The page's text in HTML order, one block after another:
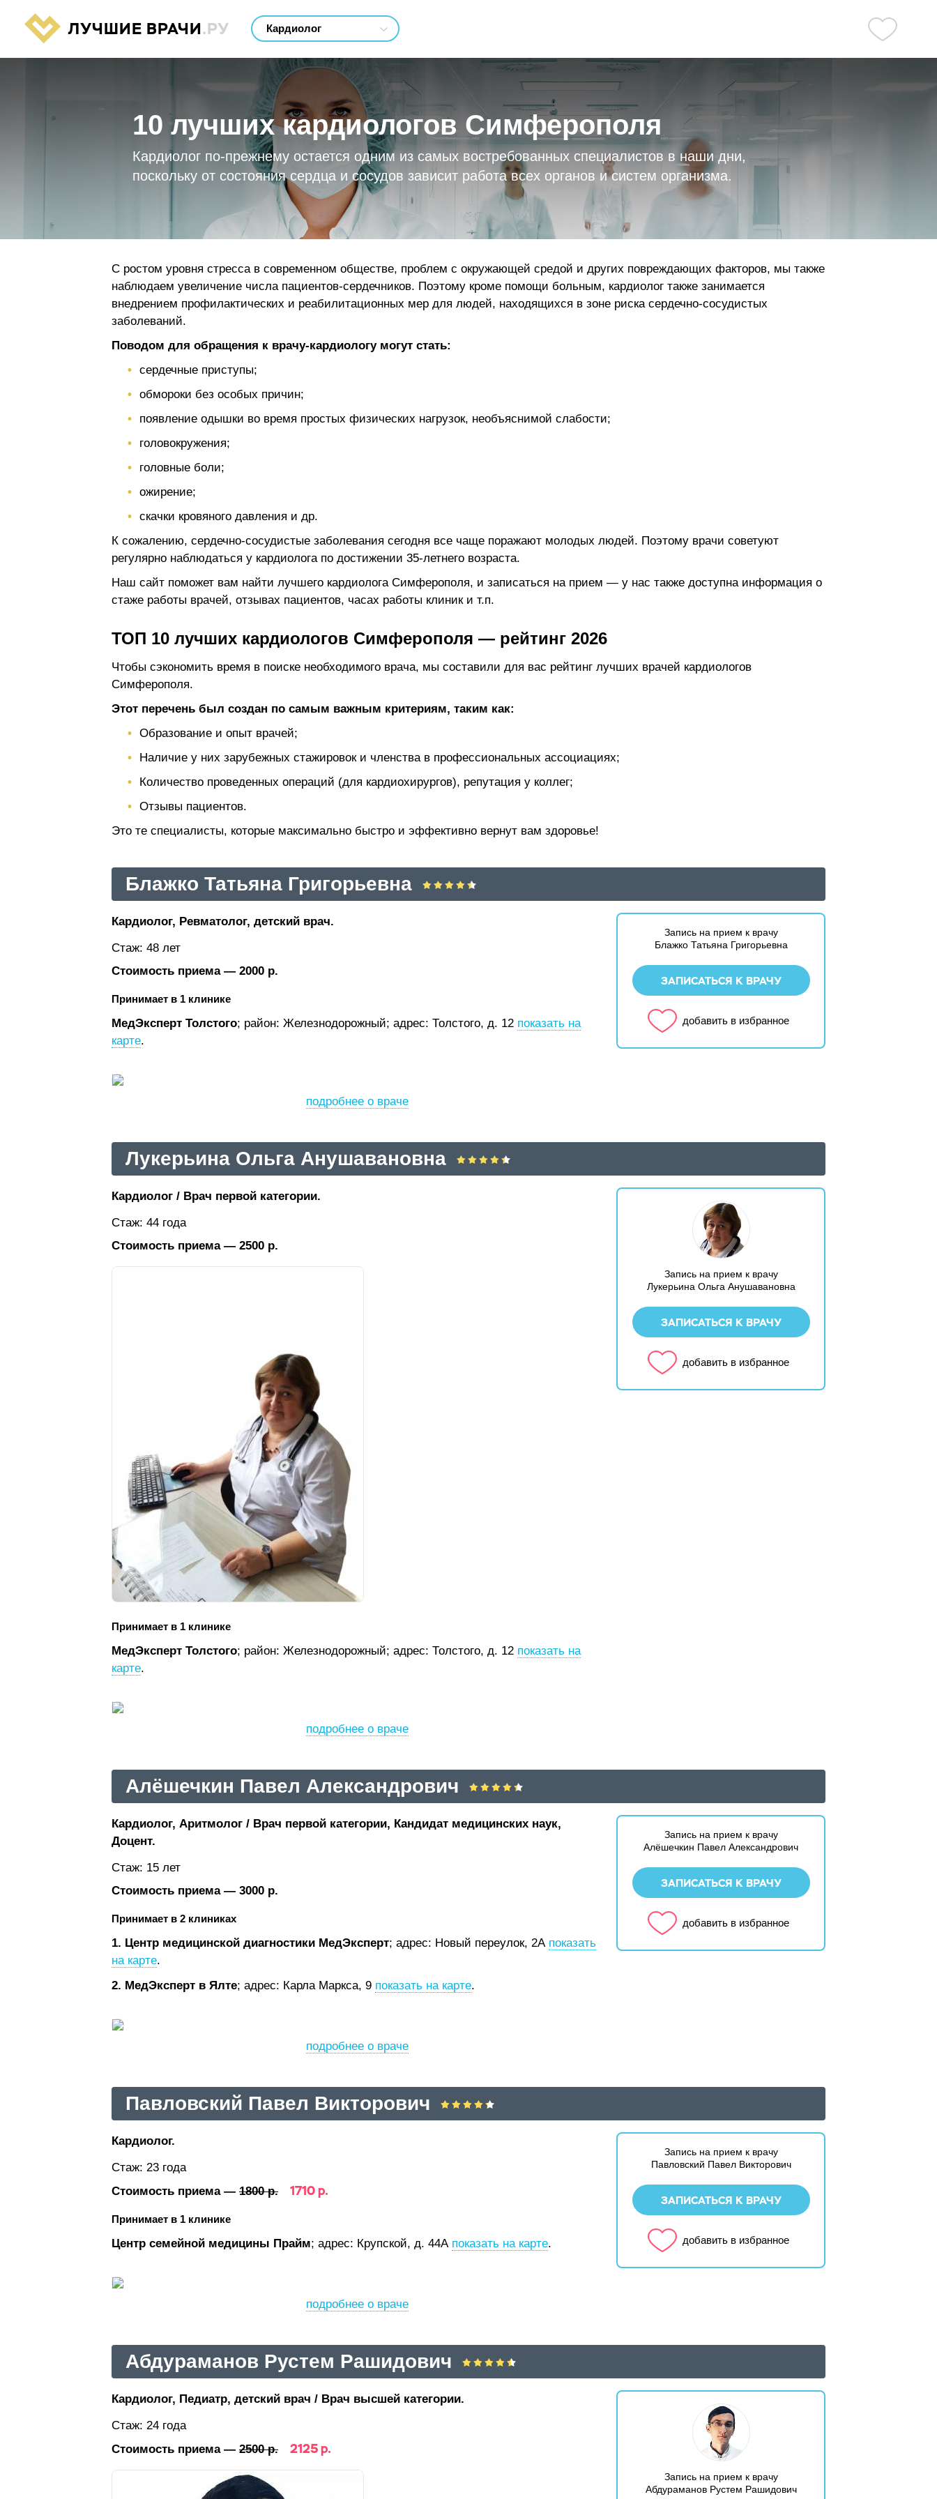
ЛУЧШИЕ ВРАЧИ.РУ
10 лучших кардиологов Симферополя
Кардиолог по-прежнему остается одним из самых востребованных специалистов в наши дни,
поскольку от состояния сердца и сосудов зависит работа всех органов и систем организма.
С ростом уровня стресса в современном обществе, проблем с окружающей средой и других повреждающих факторов, мы также
наблюдаем увеличение числа пациентов-сердечников. Поэтому кроме помощи больным, кардиолог также занимается
внедрением профилактических и реабилитационных мер для людей, находящихся в зоне риска сердечно-сосудистых
заболеваний.
Поводом для обращения к врачу-кардиологу могут стать:
сердечные приступы;
обмороки без особых причин;
появление одышки во время простых физических нагрузок, необъяснимой слабости;
головокружения;
головные боли;
ожирение;
скачки кровяного давления и др.
К сожалению, сердечно-сосудистые заболевания сегодня все чаще поражают молодых людей. Поэтому врачи советуют
регулярно наблюдаться у кардиолога по достижении 35-летнего возраста.
Наш сайт поможет вам найти лучшего кардиолога Симферополя, и записаться на прием — у нас также доступна информация о
стаже работы врачей, отзывах пациентов, часах работы клиник и т.п.
ТОП 10 лучших кардиологов Симферополя — рейтинг 2026
Чтобы сэкономить время в поиске необходимого врача, мы составили для вас рейтинг лучших врачей кардиологов
Симферополя.
Этот перечень был создан по самым важным критериям, таким как:
Образование и опыт врачей;
Наличие у них зарубежных стажировок и членства в профессиональных ассоциациях;
Количество проведенных операций (для кардиохирургов), репутация у коллег;
Отзывы пациентов.
Это те специалисты, которые максимально быстро и эффективно вернут вам здоровье!
Блажко Татьяна Григорьевна
Кардиолог, Ревматолог, детский врач.
Стаж: 48 лет
Стоимость приема — 2000 р.
Принимает в 1 клинике
МедЭксперт Толстого; район: Железнодорожный; адрес: Толстого, д. 12 показать на
карте.
Запись на прием к врачу
Блажко Татьяна Григорьевна
ЗАПИСАТЬСЯ К ВРАЧУ
добавить в избранное
подробнее о враче
Лукерьина Ольга Анушавановна
Кардиолог / Врач первой категории.
Стаж: 44 года
Стоимость приема — 2500 р.
Принимает в 1 клинике
МедЭксперт Толстого; район: Железнодорожный; адрес: Толстого, д. 12 показать на
карте.
Запись на прием к врачу
Лукерьина Ольга Анушавановна
ЗАПИСАТЬСЯ К ВРАЧУ
добавить в избранное
подробнее о враче
Алёшечкин Павел Александрович
Кардиолог, Аритмолог / Врач первой категории, Кандидат медицинских наук,
Доцент.
Стаж: 15 лет
Стоимость приема — 3000 р.
Принимает в 2 клиниках
1. Центр медицинской диагностики МедЭксперт; адрес: Новый переулок, 2А показать
на карте.
2. МедЭксперт в Ялте; адрес: Карла Маркса, 9 показать на карте.
Запись на прием к врачу
Алёшечкин Павел Александрович
ЗАПИСАТЬСЯ К ВРАЧУ
добавить в избранное
подробнее о враче
Павловский Павел Викторович
Кардиолог.
Стаж: 23 года
Стоимость приема — 1800 р. 1710 р.
Принимает в 1 клинике
Центр семейной медицины Прайм; адрес: Крупской, д. 44А показать на карте.
Запись на прием к врачу
Павловский Павел Викторович
ЗАПИСАТЬСЯ К ВРАЧУ
добавить в избранное
подробнее о враче
Абдураманов Рустем Рашидович
Кардиолог, Педиатр, детский врач / Врач высшей категории.
Стаж: 24 года
Стоимость приема — 2500 р. 2125 р.
Запись на прием к врачу
Абдураманов Рустем Рашидович